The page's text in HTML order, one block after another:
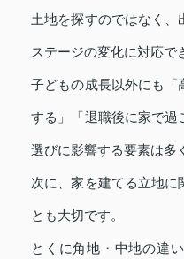
土地を探すのではなく、
ステージの変化に対応で
子どもの成長以外にも「
する」「退職後に家で過
選びに影響する要素は多
次に、家を建てる立地に
とも大切です。
とくに角地・中地の違